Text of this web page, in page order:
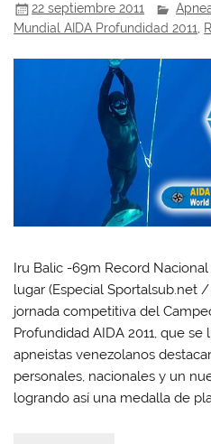
22 septiembre 2011
Mundial AIDA Profundidad 2011
Iru Balic -69m Record
lugar (Especial Sportalsub.net
jornada competitiva del
Profundidad AIDA 2011, que
apneistas venezolanos
personales, nacionales y un
logrando así una medalla de